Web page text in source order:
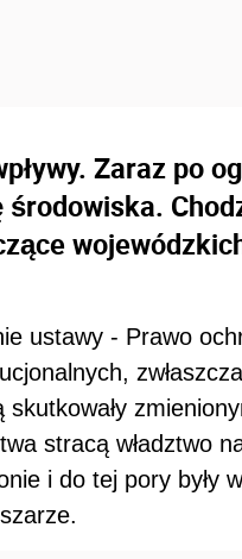
Zaraz po
środowiska.
ustawy - Prawo
stracą władztwo
i do tej pory były